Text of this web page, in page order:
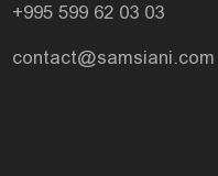
+995 599 62 03 03
contact@samsiani.com